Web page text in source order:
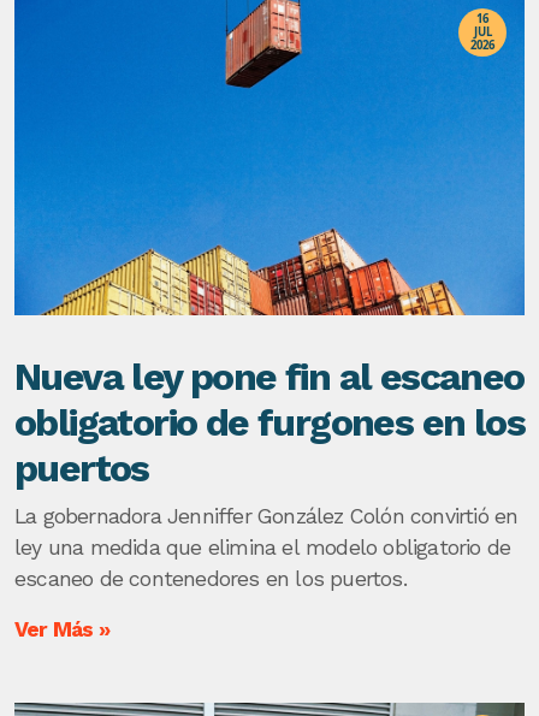
16
JUL
2026
Nueva ley pone fin al escaneo
obligatorio de furgones en los
puertos
La gobernadora Jenniffer González Colón convirtió en
ley una medida que elimina el modelo obligatorio de
escaneo de contenedores en los puertos.
Ver Más »